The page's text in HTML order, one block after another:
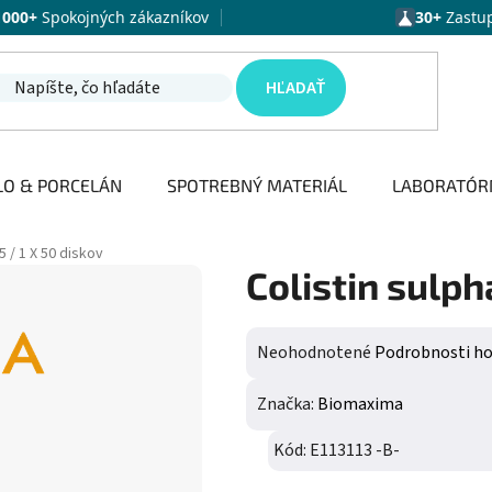
Spokojných zákazníkov 30+
HĽADAŤ
& PORCELÁN SPOTREBNÝ MATERIÁL
/ 1 X 50 diskov
Colistin
Priemerné hodnotenie
Neohodnotené Podrobnosti
Značka: Biomaxima
Kód: E113113 -B-